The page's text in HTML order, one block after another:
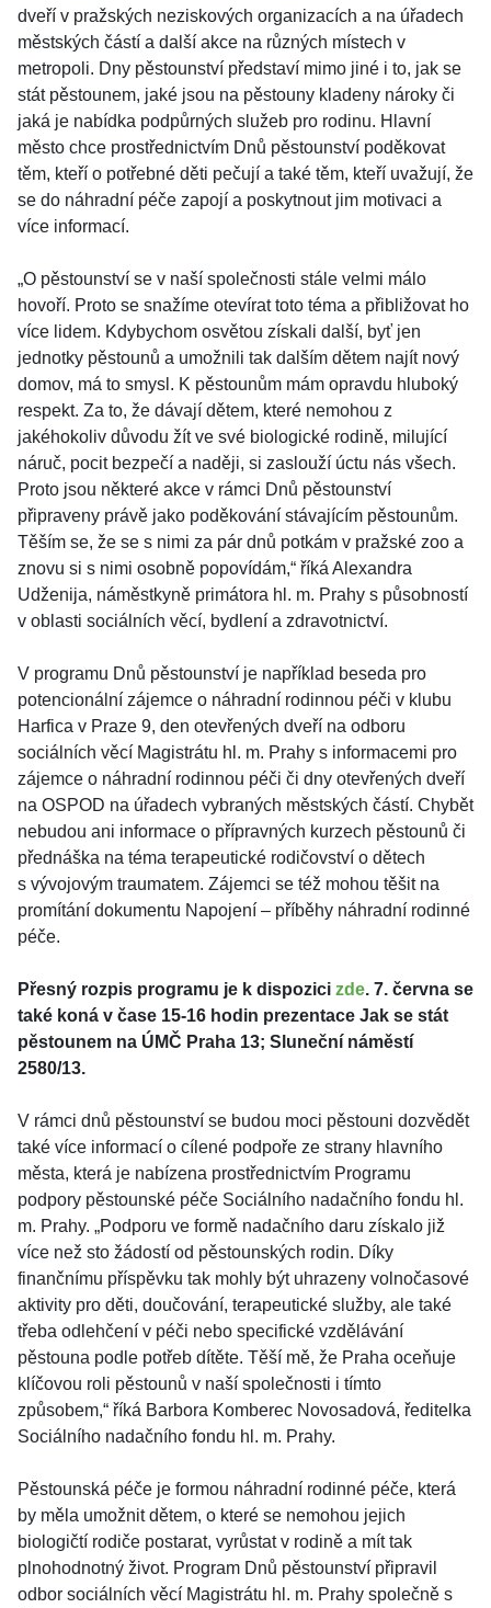
dveří v pražských neziskových organizacích a na úřadech
městských částí a další akce na různých místech v
metropoli. Dny pěstounství představí mimo jiné i to, jak se
stát pěstounem, jaké jsou na pěstouny kladeny nároky či
jaká je nabídka podpůrných služeb pro rodinu. Hlavní
město chce prostřednictvím Dnů pěstounství poděkovat
těm, kteří o potřebné děti pečují a také těm, kteří uvažují, že
se do náhradní péče zapojí a poskytnout jim motivaci a
více informací.
„O pěstounství se v naší společnosti stále velmi málo
hovoří. Proto se snažíme otevírat toto téma a přibližovat ho
více lidem. Kdybychom osvětou získali další, byť jen
jednotky pěstounů a umožnili tak dalším dětem najít nový
domov, má to smysl. K pěstounům mám opravdu hluboký
respekt. Za to, že dávají dětem, které nemohou z
jakéhokoliv důvodu žít ve své biologické rodině, milující
náruč, pocit bezpečí a naději, si zaslouží úctu nás všech.
Proto jsou některé akce v rámci Dnů pěstounství
připraveny právě jako poděkování stávajícím pěstounům.
Těším se, že se s nimi za pár dnů potkám v pražské zoo a
znovu si s nimi osobně popovídám,“ říká Alexandra
Udženija, náměstkyně primátora hl. m. Prahy s působností
v oblasti sociálních věcí, bydlení a zdravotnictví.
V programu Dnů pěstounství je například beseda pro
potencionální zájemce o náhradní rodinnou péči v klubu
Harfica v Praze 9, den otevřených dveří na odboru
sociálních věcí Magistrátu hl. m. Prahy s informacemi pro
zájemce o náhradní rodinnou péči či dny otevřených dveří
na OSPOD na úřadech vybraných městských částí. Chybět
nebudou ani informace o přípravných kurzech pěstounů či
přednáška na téma terapeutické rodičovství o dětech
s vývojovým traumatem. Zájemci se též mohou těšit na
promítání dokumentu Napojení – příběhy náhradní rodinné
péče.
Přesný rozpis programu je k dispozici zde. 7. června se
také koná v čase 15-16 hodin prezentace Jak se stát
pěstounem na ÚMČ Praha 13; Sluneční náměstí
2580/13.
V rámci dnů pěstounství se budou moci pěstouni dozvědět
také více informací o cílené podpoře ze strany hlavního
města, která je nabízena prostřednictvím Programu
podpory pěstounské péče Sociálního nadačního fondu hl.
m. Prahy. „Podporu ve formě nadačního daru získalo již
více než sto žádostí od pěstounských rodin. Díky
finančnímu příspěvku tak mohly být uhrazeny volnočasové
aktivity pro děti, doučování, terapeutické služby, ale také
třeba odlehčení v péči nebo specifické vzdělávání
pěstouna podle potřeb dítěte. Těší mě, že Praha oceňuje
klíčovou roli pěstounů v naší společnosti i tímto
způsobem,“ říká Barbora Komberec Novosadová, ředitelka
Sociálního nadačního fondu hl. m. Prahy.
Pěstounská péče je formou náhradní rodinné péče, která
by měla umožnit dětem, o které se nemohou jejich
biologičtí rodiče postarat, vyrůstat v rodině a mít tak
plnohodnotný život. Program Dnů pěstounství připravil
odbor sociálních věcí Magistrátu hl. m. Prahy společně s